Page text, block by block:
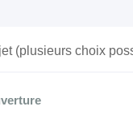
(plusieurs choix